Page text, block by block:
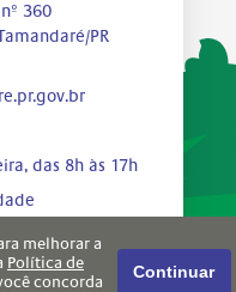
360
PR
das 8h às 17h
melhorar a
Política de
concorda
Continuar